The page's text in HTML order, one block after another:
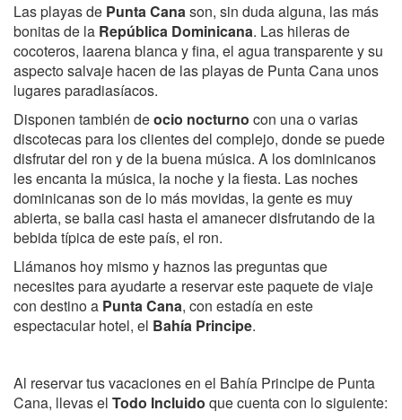
Las playas de Punta Canason, sin duda alguna, las más
bonitas de la República Dominicana. Las hileras de
cocoteros, laarena blanca y fina, el agua transparente y su
aspecto salvaje hacen de las playas de Punta Cana unos
lugares paradiasíacos.
Disponen también deocio nocturno con una o varias
discotecas para los clientes del complejo, donde se puede
disfrutar del ron y de la buena música. A los dominicanos
les encanta la música, la noche y la fiesta. Las noches
dominicanas son de lo más movidas, la gente es muy
abierta, se baila casi hasta el amanecer disfrutando de la
bebida típica de este país, el ron.
Llámanos hoy mismo y haznos las preguntas que
necesites para ayudarte a reservar este paquete de viaje
con destino a Punta Cana, con estadía en este
espectacular hotel, el Bahía Principe.
Al reservar tus vacaciones en el Bahía Principe de Punta
Cana, llevas el Todo Incluido que cuenta con lo siguiente: